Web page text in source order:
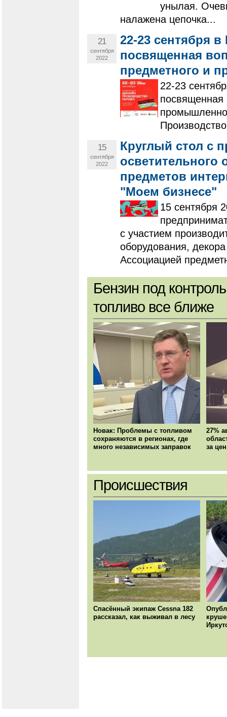
унылая.
налажена цепочка...
21
сентября
2022
22-23 сентября
посвященная
предметного и
22-23
посвященная
15
сентября
2022
Круглый стол с
осветительного
предметов
"Моем бизнесе"
15 сентября
с участием
оборудования,
Ассоциацией
Бензин под
топливо все ближе
Новак: Проблемы с топливом
сохраняются в регионах, где
много независимых заправок
27%
за
Происшествия
Спасённый экипаж Cessna 182
рассказал, как выживал в лесу